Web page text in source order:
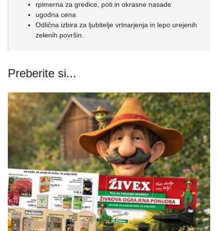
rpimerna za gredice, poti in okrasne nasade
ugodna cena
Odlična izbira za ljubitelje vrtnarjenja in lepo urejenih
zelenih površin.
Preberite si...